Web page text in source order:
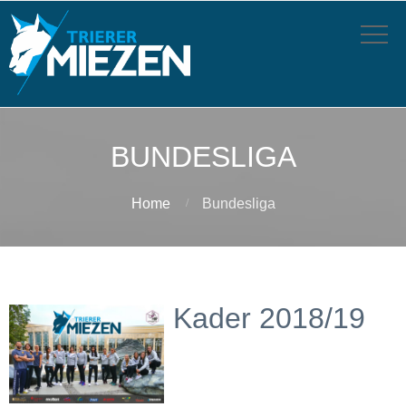
BUNDESLIGA
Home Bundesliga
Kader 2018/19